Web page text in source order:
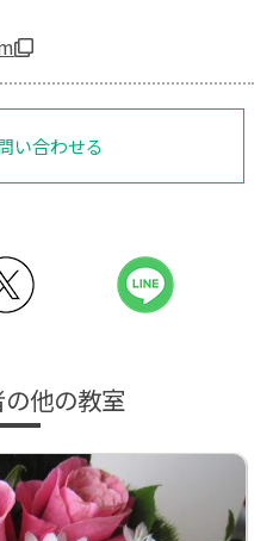
い合わせる
他の教室